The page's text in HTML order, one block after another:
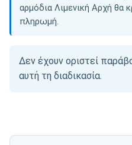
αρμόδια Λιμενική Αρχή θα
πληρωμή.
Δεν έχουν οριστεί
αυτή τη διαδικασία.